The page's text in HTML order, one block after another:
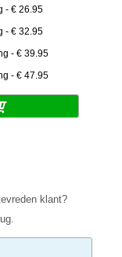
- € 26.95
- € 32.95
- € 39.95
- € 47.95
klant?